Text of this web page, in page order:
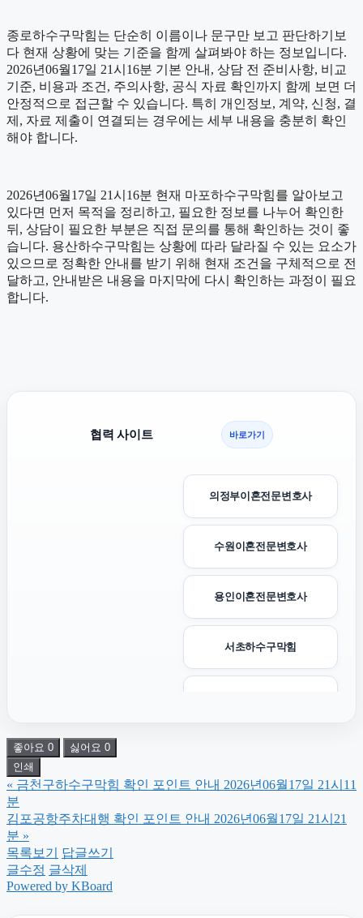
종로하수구막힘는 단순히 이름이나 문구만 보고 판단하기보
다 현재 상황에 맞는 기준을 함께 살펴봐야 하는 정보입니다.
2026년06월17일 21시16분 기본 안내, 상담 전 준비사항, 비교
기준, 비용과 조건, 주의사항, 공식 자료 확인까지 함께 보면 더
안정적으로 접근할 수 있습니다. 특히 개인정보, 계약, 신청, 결
제, 자료 제출이 연결되는 경우에는 세부 내용을 충분히 확인
해야 합니다.
2026년06월17일 21시16분 현재 마포하수구막힘를 알아보고
있다면 먼저 목적을 정리하고, 필요한 정보를 나누어 확인한
뒤, 상담이 필요한 부분은 직접 문의를 통해 확인하는 것이 좋
습니다. 용산하수구막힘는 상황에 따라 달라질 수 있는 요소가
있으므로 정확한 안내를 받기 위해 현재 조건을 구체적으로 전
달하고, 안내받은 내용을 마지막에 다시 확인하는 과정이 필요
합니다.
협력 사이트 바로가기
의정부이혼전문변호사
수원이혼전문변호사
용인이혼전문변호사
서초하수구막힘
좋아요 0 싫어요 0
인쇄
« 금천구하수구막힘 확인 포인트 안내 2026년06월17일 21시11
분
김포공항주차대행 확인 포인트 안내 2026년06월17일 21시21
분 »
목록보기
답글쓰기
글수정 글삭제
Powered by KBoard